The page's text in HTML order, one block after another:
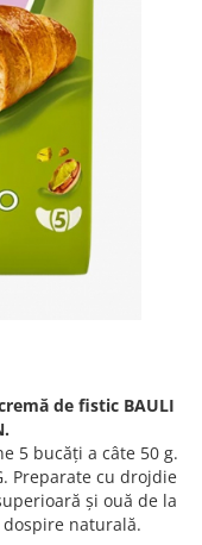
de fistic BAULI
.
5 bucăți a câte 50 g.
. Preparate cu drojdie
și ouă de la
naturală.